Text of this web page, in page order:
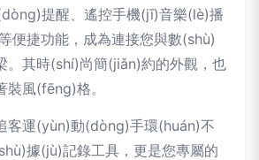
提醒、遙控手機(jī)音樂(lè)播
便捷功能，成為連接您與數(shù)
。其時(shí)尚簡(jiǎn)約的外觀，也
裝風(fēng)格。
客運(yùn)動(dòng)手環(huán)不
據(jù)記錄工具，更是您專屬的